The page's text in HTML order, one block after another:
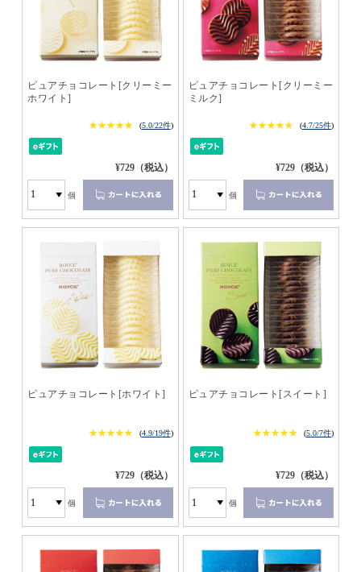
ピュアチョコレート[クリーミー
ホワイト]
★★★★★
★★★★★ (5.0/22件)
¥729（税込）
個
ピュアチョコレート[クリーミー
ミルク]
★★★★★
★★★★★ (4.7/25件)
¥729（税込）
個
ピュアチョコレート[ホワイト]
★★★★★
★★★★★ (4.9/19件)
¥729（税込）
個
ピュアチョコレート[スイート]
★★★★★
★★★★★ (5.0/7件)
¥729（税込）
個